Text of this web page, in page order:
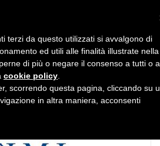
terzi da questo utilizzati si avvalgono di
ed utili alle finalità illustrate nella
di più o negare il consenso a tutti o
cookie policy
scorrendo questa pagina, cliccando su
in altra maniera, acconsenti